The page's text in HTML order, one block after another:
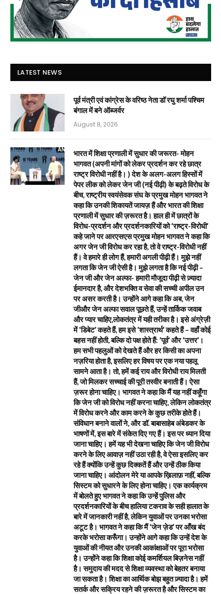
LATEST NEWS
पूर्व मंत्री एवं कांग्रेस के वरिष्ठ नेता डॉ रघु शर्मा पश्चिम
बंगाल में बने ऑब्जर्वर
August 8, 2026
भारत में शिक्षा प्रणाली में सुधार की जरूरत- मोहन
भागवत (अपनी मांगों को लेकर प्रदर्शन कर रहे छात्र
राष्ट्र विरोधी नहीं है। ) देश के अलग-अलग हिस्सों में
पेपर लीक को लेकर जेन जी (नई पीढ़ी) के बढ़ते विरोध के
बीच, राष्ट्रीय स्वयंसेवक संघ के प्रमुख मोहन भागवत ने
कहा कि उनकी शिकायतें जायज़ हैं और भारत की शिक्षा
प्रणाली में सुधार की ज़रूरत है। हाल ही में छात्रों के
विरोध-प्रदर्शन और प्रदर्शनकारियों को ‘राष्ट्र-विरोधी’
कहे जाने पर आरएसएस प्रमुख मोहन भागवत ने कहा कि
अगर जेन जी विरोध कर रहा है, तो वे राष्ट्र-विरोधी नहीं
हैं। वे हमारे ही लोग हैं, हमारी अगली पीढ़ी हैं। मुझे नहीं
लगता कि जेन जी ऐसी है। मुझे लगता है कि नई पीढ़ी –
जेन जी और जेन अल्फा- हमारी मौजूदा पीढ़ी से ज़्यादा
ईमानदार है, और देशभक्ति व सेवा की सच्ची अपील उन
पर असर करती है। उन्होंने आगे कहा कि अब, जेन
जीऔर जेन अल्फा सवाल पूछते हैं, उन्हें तार्किक जवाब
और प्यार चाहिए,लोकतंत्र में यही तरीका है। इसे अंग्रेज़ी
में ‘डिबेट’ कहते हैं, हम इसे ‘शास्त्रार्थ’ कहते हैं – वहाँ कोई
बहस नहीं होती, बल्कि दो पक्ष होते हैं: ‘पूर्व’ और ‘उत्तर’।
हम सभी पहलुओं को देखते हैं और हर किसी का अपना
नज़रिया होता है, इसलिए हर विषय पर एक नया पहलू
सामने आता है। तो, हमें कई राय और विरोधी राय मिलती
हैं, जो मिलकर सच्चाई की पूरी तस्वीर बनाती हैं। ऐसा
ज़रूर होना चाहिए। भागवत ने कहा कि मैं यह नहीं कहूँगा
कि जेन जी को विरोध नहीं करना चाहिए, लेकिन लोकतंत्र
में विरोध करने और काम करने के कुछ तरीके होते हैं।
संविधान बनाने वालों ने, और डॉ. बाबासाहेब अंबेडकर के
भाषणों में, इस बारे में संकेत दिए गए हैं। इस पर ध्यान दिया
जाना चाहिए। हमें यह भी देखना चाहिए कि जेन जी विरोध
करने के लिए आवाज़ नहीं उठा रही है, वे ऐसा इसलिए कर
रहे हैं क्योंकि उन्हें कुछ दिक्कतें हैं और उन्हें ठीक किया
जाना चाहिए। आंदोलन मेरे या आपके ख़िलाफ़ नहीं, बल्कि
सिस्टम को सुधारने के लिए होना चाहिए। एक कार्यक्रम
में बोलते हुए भागवत ने कहा कि उन्हें पुलिस और
प्रदर्शनकारियों के बीच हालिया टकराव के सही हालात के
बारे में जानकारी नहीं है, लेकिन युवाओं पर उनका भरोसा
अटूट है। भागवत ने कहा कि मैं ‘जेन ज़ेड’ पर आँख बंद
करके भरोसा करूँगा। उन्होंने आगे कहा कि उन्हें देश के
युवाओं की नीयत और उनकी आकांक्षाओं पर पूरा भरोसा
है। उन्होंने कहा कि शिक्षा कोई कमर्शियल बिज़नेस नहीं
है। समुदाय की मदद से शिक्षा व्यवस्था को बेहतर बनाया
जा सकता है। शिक्षा का आर्थिक बोझ बहुत ज़्यादा है। हमें
सतर्क और सक्रिय रहने की ज़रूरत है और सिस्टम का